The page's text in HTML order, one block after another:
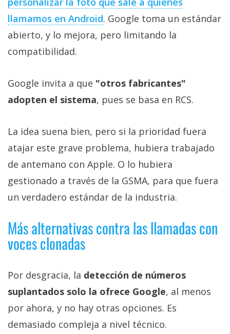
llamamos en Android. Google toma un estándar
abierto, y lo mejora, pero limitando la
compatibilidad.
Google invita a que "otros fabricantes"
adopten el sistema, pues se basa en RCS.
La idea suena bien, pero si la prioridad fuera
atajar este grave problema, hubiera trabajado
de antemano con Apple. O lo hubiera
gestionado a través de la GSMA, para que fuera
un verdadero estándar de la industria.
Más alternativas contra las llamadas con
voces clonadas
Por desgracia, la detección de números
suplantados solo la ofrece Google, al menos
por ahora, y no hay otras opciones. Es
demasiado compleja a nivel técnico.